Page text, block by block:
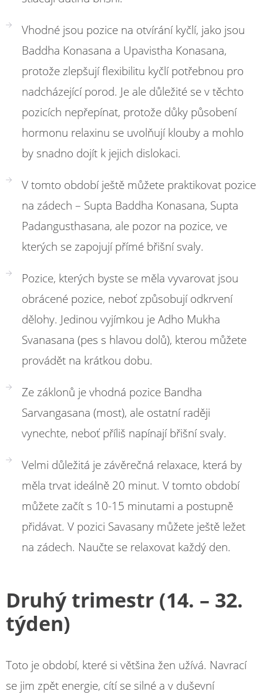
Vhodné jsou pozice na otvírání kyčlí, jako jsou
Baddha Konasana a Upavistha Konasana,
protože zlepšují flexibilitu kyčlí potřebnou pro
nadcházející porod. Je ale důležité se v těchto
pozicích nepřepínat, protože důky působení
hormonu relaxinu se uvolňují klouby a mohlo
by snadno dojít k jejich dislokaci.
V tomto období ještě můžete praktikovat pozice
na zádech – Supta Baddha Konasana, Supta
Padangusthasana, ale pozor na pozice, ve
kterých se zapojují přímé břišní svaly.
Pozice, kterých byste se měla vyvarovat jsou
obrácené pozice, neboť způsobují odkrvení
dělohy. Jedinou vyjímkou je Adho Mukha
Svanasana (pes s hlavou dolů), kterou můžete
provádět na krátkou dobu.
Ze záklonů je vhodná pozice Bandha
Sarvangasana (most), ale ostatní raději
vynechte, neboť příliš napínají břišní svaly.
Velmi důležitá je závěrečná relaxace, která by
měla trvat ideálně 20 minut. V tomto období
můžete začít s 10-15 minutami a postupně
přidávat. V pozici Savasany můžete ještě ležet
na zádech. Naučte se relaxovat každý den.
Druhý trimestr (14. – 32.
týden)
Toto je období, které si většina žen užívá. Navrací
se jim zpět energie, cítí se silné a v duševní